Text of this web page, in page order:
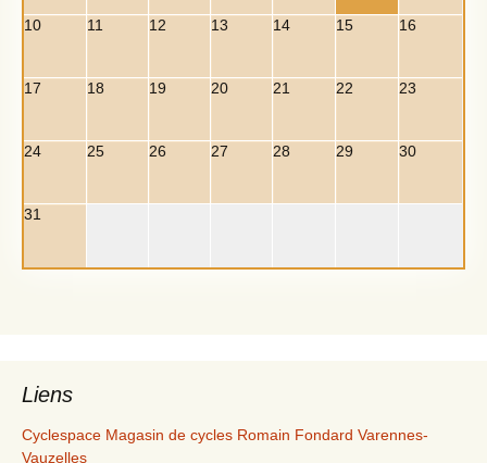
10 11 12 13 14 15 16
17 18 19 20 21 22 23
24 25 26 27 28 29 30
31
Liens
Cyclespace Magasin de cycles Romain Fondard Varennes-
Vauzelles